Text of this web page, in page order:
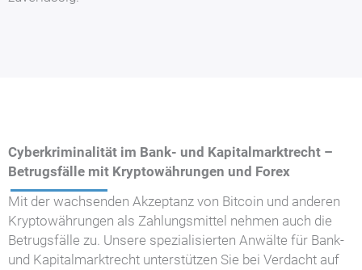
Cyberkriminalität im Bank- und Kapitalmarktrecht –
Betrugsfälle mit Kryptowährungen und Forex
Mit der wachsenden Akzeptanz von Bitcoin und anderen
Kryptowährungen als Zahlungsmittel nehmen auch die
Betrugsfälle zu. Unsere spezialisierten Anwälte für Bank-
und Kapitalmarktrecht unterstützen Sie bei Verdacht auf